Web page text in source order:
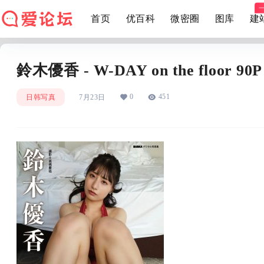
首页 优百科 微密圈 图库 建
鈴木優香 - W-DAY on the floor 90P
日韩写真 7月23日 0 451